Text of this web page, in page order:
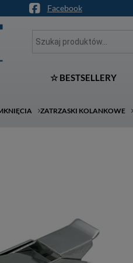
Facebook
☆ BESTSELLERY
ZATRZASKI KOLANKOWE